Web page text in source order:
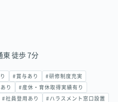
東 徒歩 7分
#賞与あり #研修制度充実
り #産休・育休取得実績有り
#社員登用あり #ハラスメント窓口設置